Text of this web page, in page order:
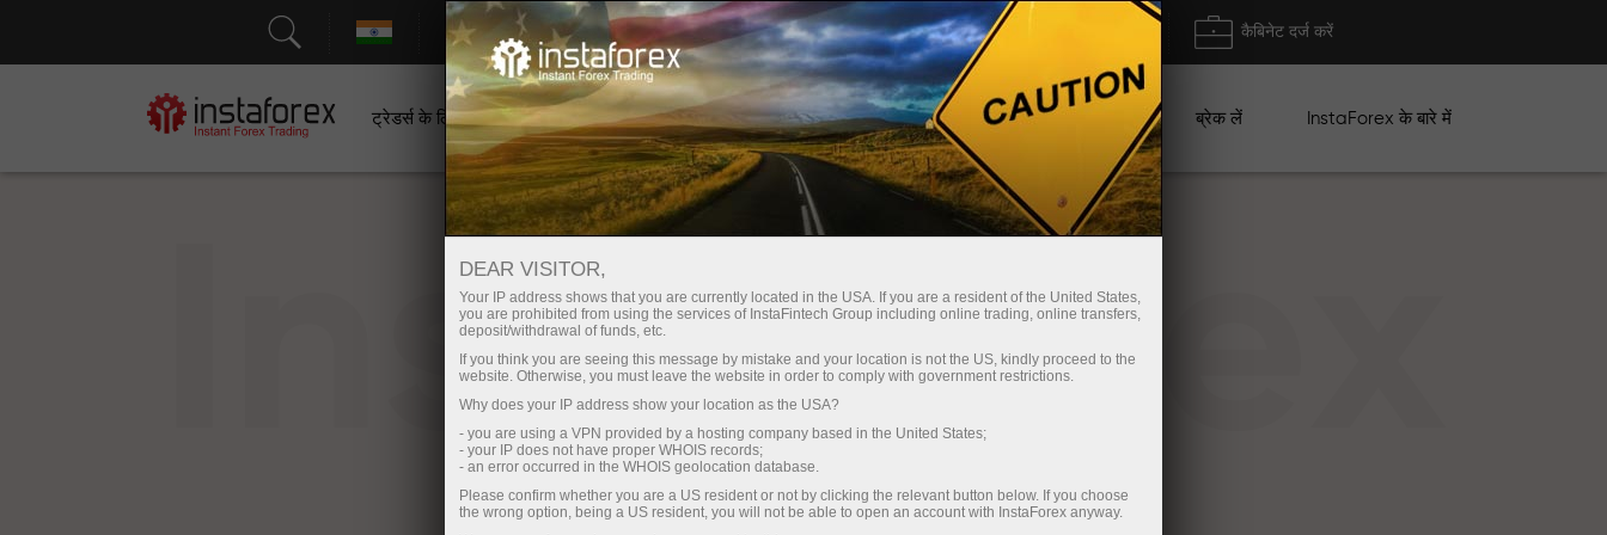
सहायता तुरंत खाता खोलना ट्रेडिंग प्लेटफॉर्म कैबिनेट दर्ज करें
ट्रेडर्स के लिए शुरुआती के लिए निवेशकों के लिए भागीदारों के लिए अभियान ब्रेक लें InstaForex के बारे में
InstaForex
DEAR VISITOR,
Your IP address shows that you are currently located in the USA. If you are a resident of the United States,
you are prohibited from using the services of InstaFintech Group including online trading, online transfers,
deposit/withdrawal of funds, etc.
If you think you are seeing this message by mistake and your location is not the US, kindly proceed to the
website. Otherwise, you must leave the website in order to comply with government restrictions.
Why does your IP address show your location as the USA?
- you are using a VPN provided by a hosting company based in the United States;
- your IP does not have proper WHOIS records;
- an error occurred in the WHOIS geolocation database.
Please confirm whether you are a US resident or not by clicking the relevant button below. If you choose
the wrong option, being a US resident, you will not be able to open an account with InstaForex anyway.